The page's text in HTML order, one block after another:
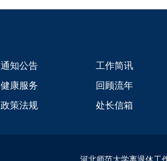
通知公告
工作简讯
健康服务
回顾流年
政策法规 处长信箱